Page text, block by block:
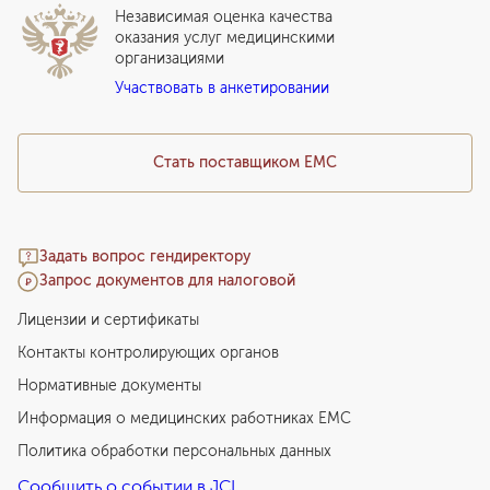
Прайс-лист
Подарочный сертификат EMC
Медицинский туризм
Программы привилегий
Стать поставщиком ЕМС
Задать вопрос гендиректору
Запрос документов для налоговой
Независимая оценка качества
оказания услуг медицинскими
организациями
Участвовать в анкетировании
Лицензии и сертификаты
Контакты контролирующих органов
Нормативные документы
Информация о медицинских работниках EMC
Политика обработки персональных данных